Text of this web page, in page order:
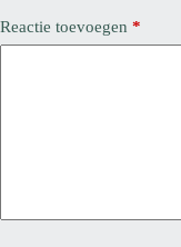
Reactie toevoegen *